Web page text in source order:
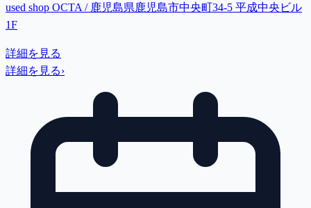
used shop OCTA / 鹿児島県鹿児島市中央町34-5 平成中央ビル
1F
詳細を見る
詳細を見る›